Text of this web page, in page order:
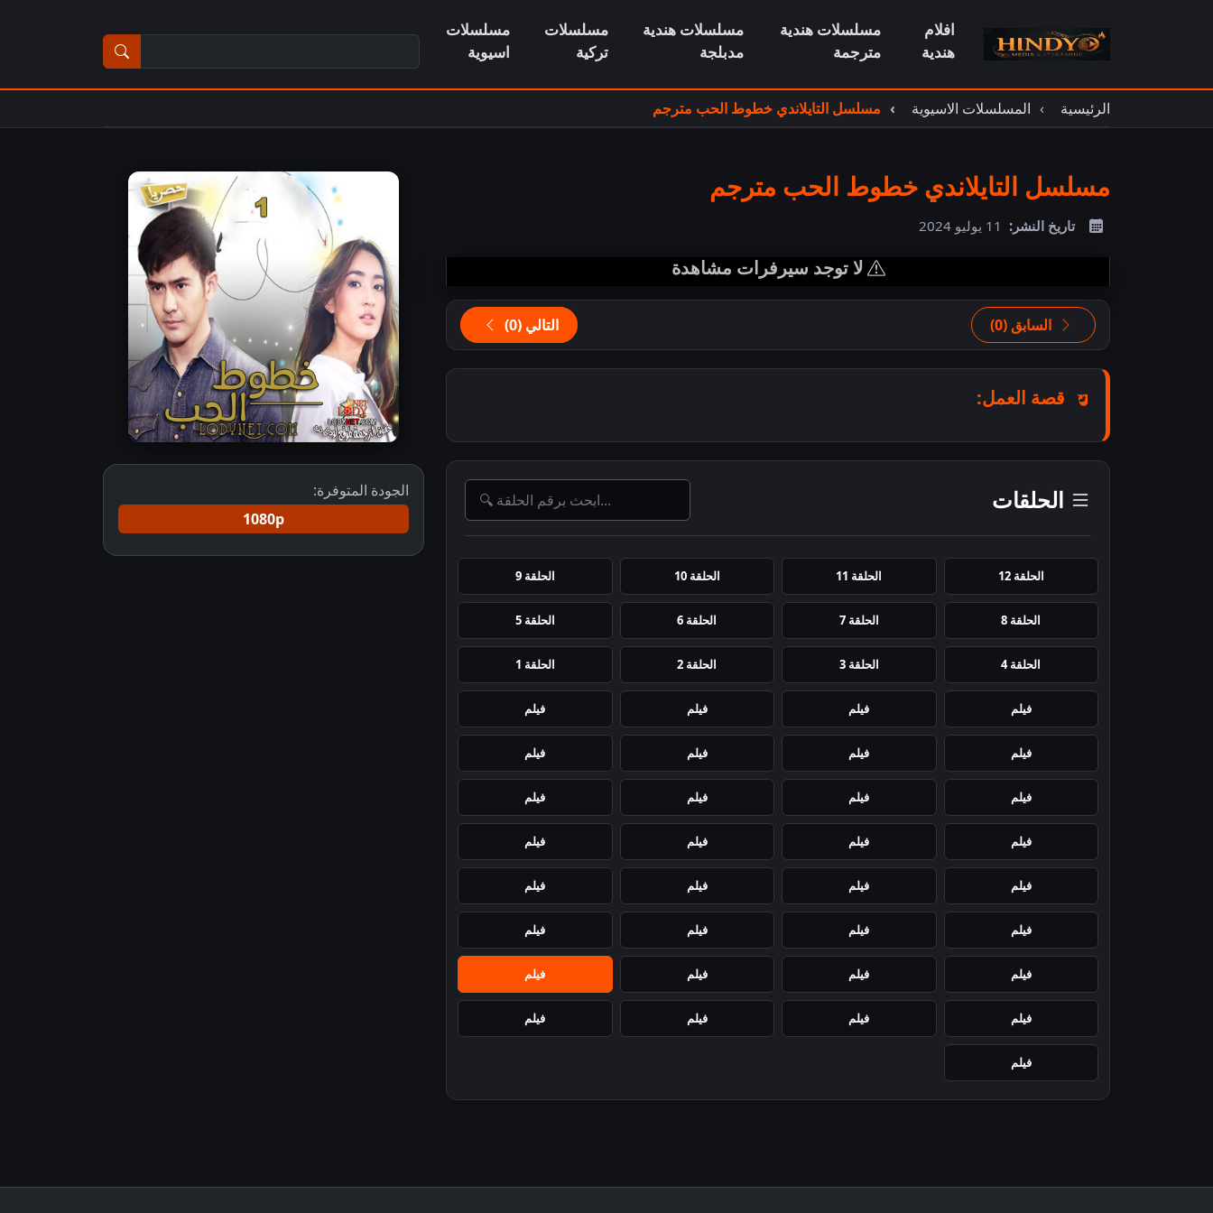
افلام
هندية
مسلسلات هندية
مترجمة
مسلسلات هندية
مدبلجة
مسلسلات
تركية
مسلسلات
اسيوية
الرئيسية المسلسلات الاسيوية مسلسل التايلاندي خطوط الحب مترجم
مسلسل التايلاندي خطوط الحب مترجم
تاريخ النشر: 11 يوليو 2024
لا توجد سيرفرات مشاهدة
السابق (0) التالي (0)
قصة العمل:
الحلقات
الحلقة 12 الحلقة 11 الحلقة 10 الحلقة 9
الحلقة 8 الحلقة 7 الحلقة 6 الحلقة 5
الحلقة 4 الحلقة 3 الحلقة 2 الحلقة 1
فيلم فيلم فيلم فيلم
فيلم فيلم فيلم فيلم
فيلم فيلم فيلم فيلم
فيلم فيلم فيلم فيلم
فيلم فيلم فيلم فيلم
فيلم فيلم فيلم فيلم
فيلم فيلم فيلم فيلم
فيلم فيلم فيلم فيلم
فيلم
الجودة المتوفرة:
1080p